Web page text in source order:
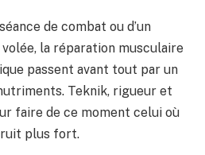
de combat ou d’un
la réparation musculaire
passent avant tout par un
Teknik, rigueur et
faire de ce moment celui où
plus fort.